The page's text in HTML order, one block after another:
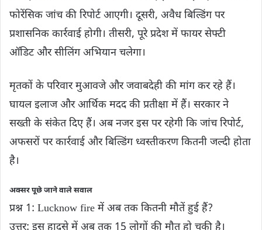
फोरेंसिक जांच की रिपोर्ट आएगी। दूसरी, अवैध बिल्डिंग पर
प्रशासनिक कार्रवाई होगी। तीसरी, पूरे प्रदेश में फायर सेफ्टी
ऑडिट और सीलिंग अभियान चलेगा।
मृतकों के परिवार मुआवजे और जवाबदेही की मांग कर रहे हैं।
घायल इलाज और आर्थिक मदद की प्रतीक्षा में हैं। सरकार ने
सख्ती के संकेत दिए हैं। अब नजर इस पर रहेगी कि जांच रिपोर्ट,
अफसरों पर कार्रवाई और बिल्डिंग ध्वस्तीकरण कितनी जल्दी होता
है।
अक्सर पूछे जाने वाले सवाल
प्रश्न 1: Lucknow fire में अब तक कितनी मौतें हुई हैं?